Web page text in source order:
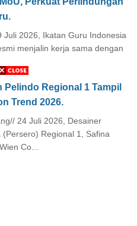
Juli 2026, Ikatan Guru Indonesia
menjalin kerja sama dengan
Pelindo Regional 1 Tampil
Trend 2026.
24 Juli 2026, Desainer
Regional 1, Safina
Co...